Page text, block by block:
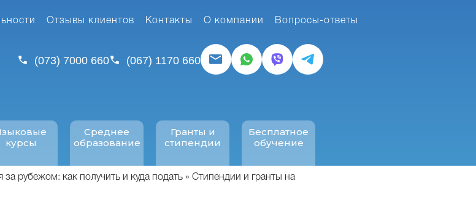
Отзывы клиентов Контакты О компании Вопросы-ответы
(073) 7000 660 (067) 1170 660
курсы
Среднее
образование
Гранты и
стипендии
Бесплатное
обучение
за рубежом: как получить и куда подать
Стипендии и гранты на